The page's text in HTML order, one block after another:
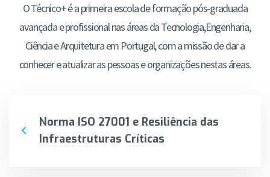
O Técnico+ é a primeira escola de formação pós-graduada
avançada e profissional nas áreas da Tecnologia,Engenharia,
Ciência e Arquitetura em Portugal, com a missão de dar a
conhecer e atualizar as pessoas e organizações nestas áreas.
Norma ISO 27001 e Resiliência das
Infraestruturas Críticas